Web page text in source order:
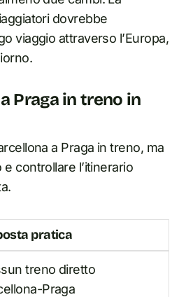
dovrebbe
viaggio attraverso l’Europa,
Praga in treno in
a Praga in treno, ma
controllare l’itinerario
pratica
treno diretto
Praga